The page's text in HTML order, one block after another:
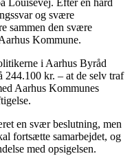
og svære
sammen den svære
Kommune.
i Aarhus Byråd
244.100 kr. – at de selv traf
Aarhus Kommunes
en svær beslutning, men
fortsætte samarbejdet, og
med opsigelsen.